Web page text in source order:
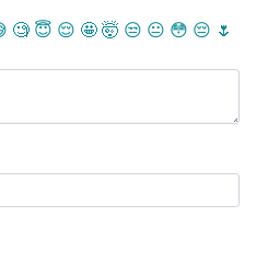
🧐 😇 😌 🤩🤯 😒 😐 😳 😔 🌷